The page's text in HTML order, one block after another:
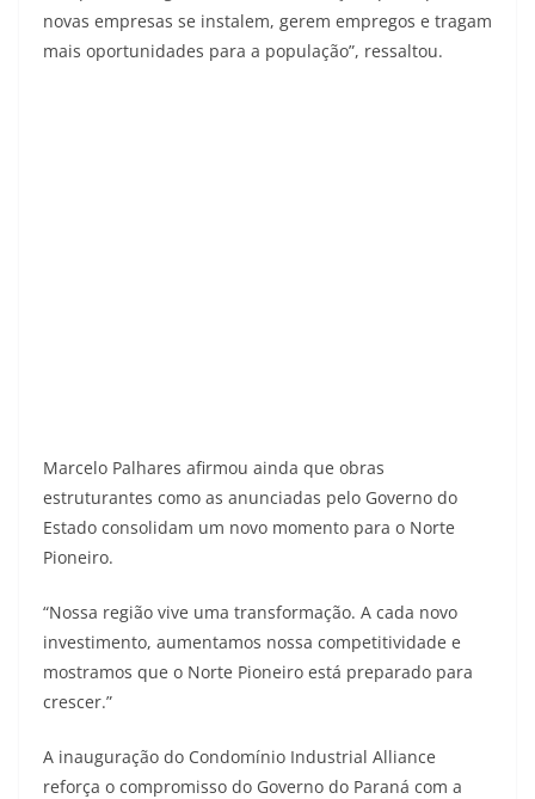
novas empresas se instalem, gerem empregos e tragam
mais oportunidades para a população”, ressaltou.
Marcelo Palhares afirmou ainda que obras
estruturantes como as anunciadas pelo Governo do
Estado consolidam um novo momento para o Norte
Pioneiro.
“Nossa região vive uma transformação. A cada novo
investimento, aumentamos nossa competitividade e
mostramos que o Norte Pioneiro está preparado para
crescer.”
A inauguração do Condomínio Industrial Alliance
reforça o compromisso do Governo do Paraná com a